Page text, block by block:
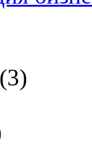
(3)